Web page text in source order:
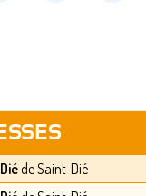
de Saint-Dié